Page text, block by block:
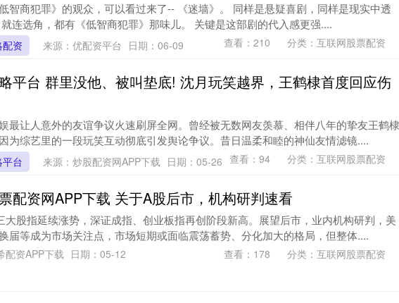
智商犯罪》的观众，可以看过来了-- 《迷墙》。 同样是悬疑喜剧，同样是现实中透
连选角，都有《低智商犯罪》那味儿。 关键是这部剧的代入感更强....
资 来源：优配资平台 日期：06-09 查看： 210 分类： 互联网股票配资
平台 群里没他、被叫垫底! 沈月玩笑越界，王鹤棣首度回应伤
最让人意外的友谊争议火速刷屏全网。曾经被无数网友羡慕、相伴八年的挚友王鹤棣
为综艺里的一段玩笑互动彻底引发舆论争议。昔日温柔和睦的神仙友情滤镜....
台 来源：炒股配资网APP下载 日期：05-26 查看： 94 分类： 互联网股票配资
配资网APP下载 关于A股后市，机构研判速看
大股指延续涨势，深证成指、创业板指再创阶段新高。展望后市，业内机构研判，美
届等成为市场关注点，市场短期或面临震荡蓄势、分化加大的格局，但整体....
配资APP下载 日期：05-12 查看： 178 分类： 互联网股票配资